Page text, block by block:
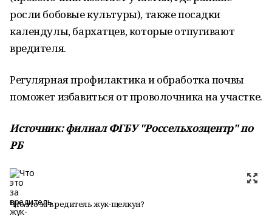
росли бобовые культуры), также посадки
календулы, бархатцев, которые отпугивают
вредителя.
Регулярная профилактика и обработка почвы
поможет избавиться от проволочника на участке.
Источник: филиал ФГБУ "Россельхозцентр" по
РБ
Что это за вредитель жук-щелкун?